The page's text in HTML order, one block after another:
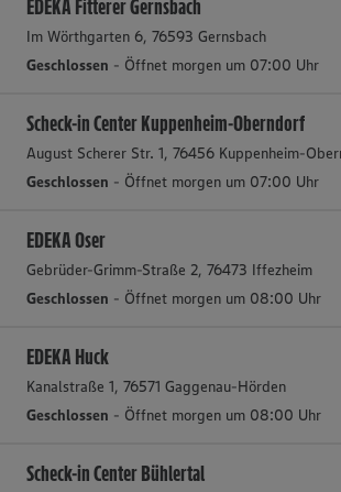
EDEKA Fitterer Gernsbach
Im Wörthgarten 6, 76593 Gernsbach
Geschlossen - Öffnet morgen um 07:00 Uhr
Scheck-in Center Kuppenheim-Oberndorf
August Scherer Str. 1, 76456 Kuppenheim-
Geschlossen - Öffnet morgen um 07:00 Uhr
EDEKA Oser
Gebrüder-Grimm-Straße 2, 76473 Iffezheim
Geschlossen - Öffnet morgen um 08:00 Uhr
EDEKA Huck
Kanalstraße 1, 76571 Gaggenau-Hörden
Geschlossen - Öffnet morgen um 08:00 Uhr
Scheck-in Center Bühlertal